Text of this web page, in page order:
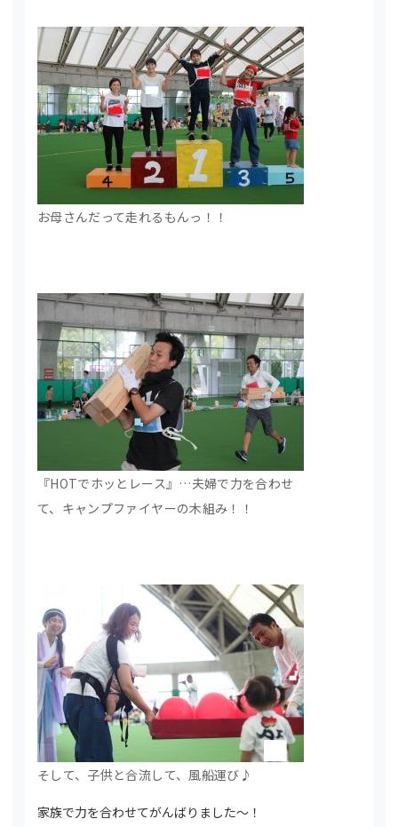
お母さんだって走れるもんっ！！
『HOTでホッとレース』…夫婦で力を合わせ
て、キャンプファイヤーの木組み！！
そして、子供と合流して、風船運び♪
家族で力を合わせてがんばりました～！